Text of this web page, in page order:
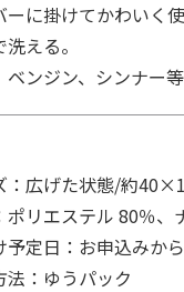
ーに掛けてかわいく使
える。
ベンジン、シンナー
広げた状態/約
リエステル 80％、
定日：お申込みか
：ゆうパック